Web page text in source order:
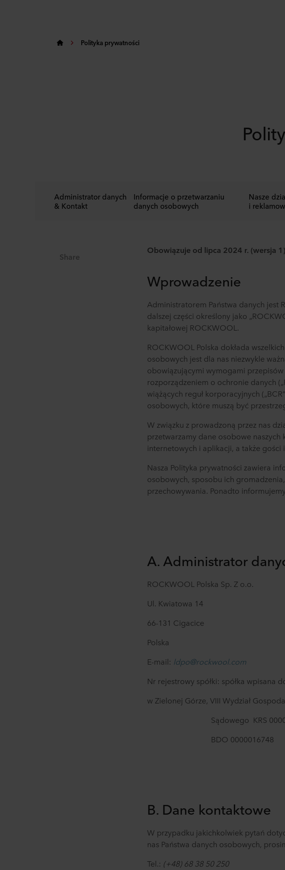
Polityka prywatności
Administrator danych
& Kontakt
Informacje o przetwarzaniu
danych osobowych
Nasze
i
Share
Obowiązuje od lipca 2024 r. (wersja 1)
Wprowadzenie
Administratorem Państwa danych jest
dalszej części określony jako „
kapitałowej ROCKWOOL.
ROCKWOOL Polska dokłada
osobowych jest dla nas niezwykle
obowiązującymi wymogami
rozporządzeniem o ochronie danych
wiążących reguł korporacyjnych
osobowych, które muszą być
W związku z prowadzoną przez nas
przetwarzamy dane osobowe
internetowych i aplikacji, a także
Nasza Polityka prywatności zawiera
osobowych, sposobu ich
przechowywania. Ponadto
A. Administrator
ROCKWOOL Polska Sp. Z o.o.
Ul. Kwiatowa 14
66-131 Cigacice
Polska
E-mail: ldpo@rockwool.com
Nr rejestrowy spółki: spółka wpisana
w Zielonej Górze, VIII Wydział
Sądowego KRS
BDO 0000016748
B. Dane kontaktowe
W przypadku jakichkolwiek pytań
nas Państwa danych osobowych,
Tel.: (+48) 68 38 50 250